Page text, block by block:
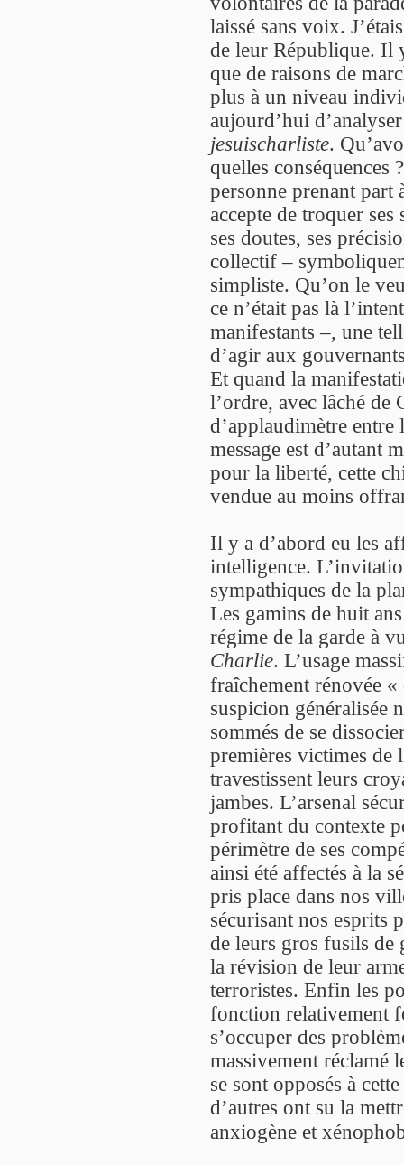
laissé sans voix.
de leur République. Il
que de raisons de
plus à un niveau
aujourd’hui
jesuischarliste.
quelles conséquences
personne prenant part
accepte de troquer
ses doutes, ses
collectif –
simpliste. Qu’on le
ce n’était pas là
manifestants –, une
d’agir aux
Et quand la
l’ordre, avec lâché de
d’applaudimètre
message est d’autant
pour la liberté, cette
vendue au moins
Il y a d’abord eu les
intelligence.
sympathiques de la
Les gamins de huit
régime de la garde à
Charlie. L’usage
fraîchement rénovée
suspicion généralisée
sommés de se
premières victimes de
travestissent leurs
jambes. L’arsenal
profitant du contexte
périmètre de ses
ainsi été affectés à la
pris place dans nos
sécurisant nos esprits
de leurs gros fusils de
la révision de leur
terroristes. Enfin les
fonction relativement
s’occuper des
massivement réclamé
se sont opposés à
d’autres ont su la
anxiogène et